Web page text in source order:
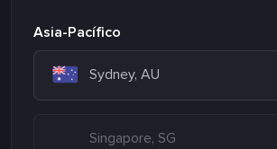
Asia-Pacífico
Sydney, AU
Singapore, SG